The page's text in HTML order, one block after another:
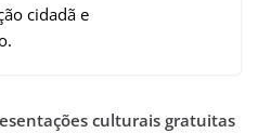
cidadã e
culturais gratuitas